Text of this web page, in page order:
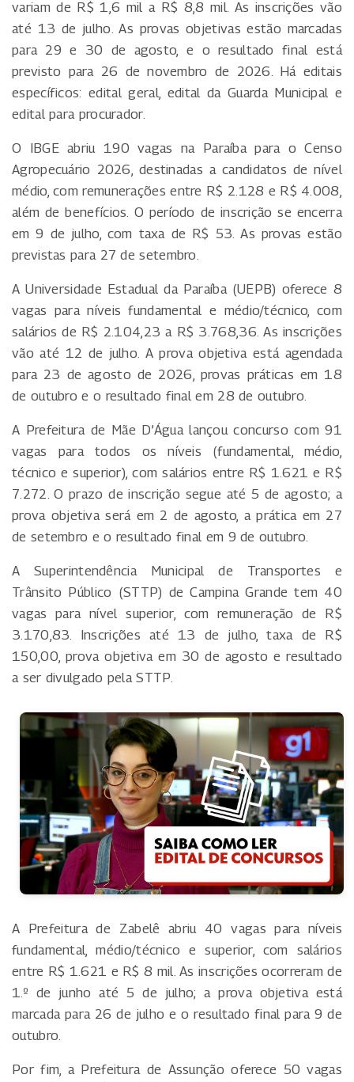
variam de R$ 1,6 mil a R$ 8,8 mil. As inscrições vão
até 13 de julho. As provas objetivas estão marcadas
para 29 e 30 de agosto, e o resultado final está
previsto para 26 de novembro de 2026. Há editais
específicos: edital geral, edital da Guarda Municipal e
edital para procurador.
O IBGE abriu 190 vagas na Paraíba para o Censo
Agropecuário 2026, destinadas a candidatos de nível
médio, com remunerações entre R$ 2.128 e R$ 4.008,
além de benefícios. O período de inscrição se encerra
em 9 de julho, com taxa de R$ 53. As provas estão
previstas para 27 de setembro.
A Universidade Estadual da Paraíba (UEPB) oferece 8
vagas para níveis fundamental e médio/técnico, com
salários de R$ 2.104,23 a R$ 3.768,36. As inscrições
vão até 12 de julho. A prova objetiva está agendada
para 23 de agosto de 2026, provas práticas em 18
de outubro e o resultado final em 28 de outubro.
A Prefeitura de Mãe D’Água lançou concurso com 91
vagas para todos os níveis (fundamental, médio,
técnico e superior), com salários entre R$ 1.621 e R$
7.272. O prazo de inscrição segue até 5 de agosto; a
prova objetiva será em 2 de agosto, a prática em 27
de setembro e o resultado final em 9 de outubro.
A Superintendência Municipal de Transportes e
Trânsito Público (STTP) de Campina Grande tem 40
vagas para nível superior, com remuneração de R$
3.170,83. Inscrições até 13 de julho, taxa de R$
150,00, prova objetiva em 30 de agosto e resultado
a ser divulgado pela STTP.
A Prefeitura de Zabelê abriu 40 vagas para níveis
fundamental, médio/técnico e superior, com salários
entre R$ 1.621 e R$ 8 mil. As inscrições ocorreram de
1.º de junho até 5 de julho; a prova objetiva está
marcada para 26 de julho e o resultado final para 9 de
outubro.
Por fim, a Prefeitura de Assunção oferece 50 vagas